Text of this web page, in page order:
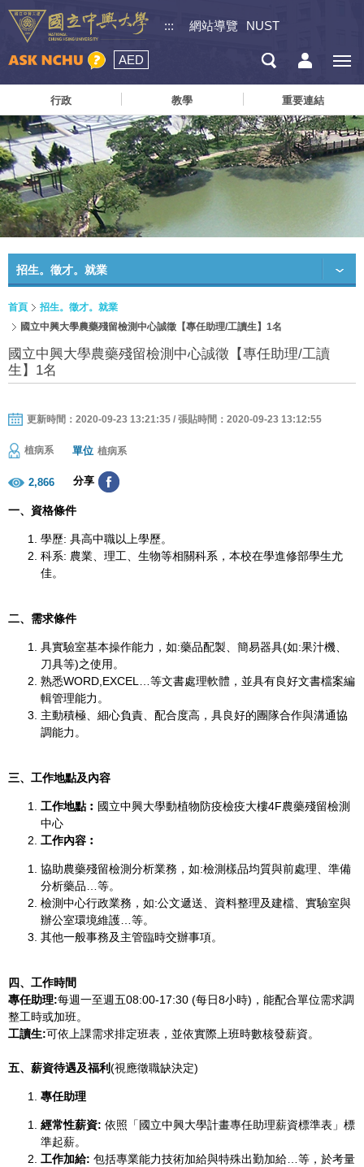
::: 網站導覽 NUST
AED
行政 教學 重要連結
招生。徵才。就業
首頁
招生。徵才。就業
國立中興大學農藥殘留檢測中心誠徵【專任助理/工讀生】1名
國立中興大學農藥殘留檢測中心誠徵【專任助理/工讀
生】1名
更新時間：2020-09-23 13:21:35 / 張貼時間：2020-09-23 13:12:55
植病系 單位 植病系
2,866 分享
一、資格條件
學歷: 具高中職以上學歷。
科系: 農業、理工、生物等相關科系，本校在學進修部學生尤
佳。
二、需求條件
具實驗室基本操作能力，如:藥品配製、簡易器具(如:果汁機、
刀具等)之使用。
熟悉WORD,EXCEL…等文書處理軟體，並具有良好文書檔案編
輯管理能力。
主動積極、細心負責、配合度高，具良好的團隊合作與溝通協
調能力。
三、工作地點及內容
工作地點︰ 國立中興大學動植物防疫檢疫大樓4F農藥殘留檢測
中心
工作內容︰
協助農藥殘留檢測分析業務，如:檢測樣品均質與前處理、準備
分析藥品…等。
檢測中心行政業務，如:公文遞送、資料整理及建檔、實驗室與
辦公室環境維護…等。
其他一般事務及主管臨時交辦事項。
四、工作時間
專任助理:每週一至週五08:00-17:30 (每日8小時)，能配合單位需求調
整工時或加班。
工讀生:可依上課需求排定班表，並依實際上班時數核發薪資。
五、薪資待遇及福利(視應徵職缺決定)
專任助理
經常性薪資: 依照「國立中興大學計畫專任助理薪資標準表」標
準起薪。
工作加給: 包括專業能力技術加給與特殊出勤加給…等，於考量